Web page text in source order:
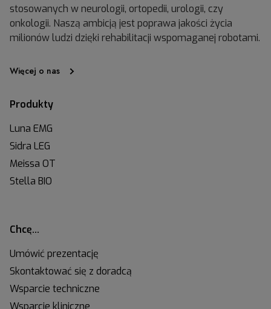
stosowanych w neurologii, ortopedii, urologii, czy
onkologii. Naszą ambicją jest poprawa jakości życia
milionów ludzi dzięki rehabilitacji wspomaganej robotami.
Więcej o nas
Produkty
Luna EMG
Sidra LEG
Meissa OT
Stella BIO
Chcę…
Umówić prezentację
Skontaktować się z doradcą
Wsparcie techniczne
Wsparcie kliniczne